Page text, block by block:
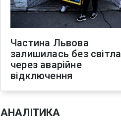
Частина Львова
залишилась без світла
через аварійне
відключення
АНАЛІТИКА